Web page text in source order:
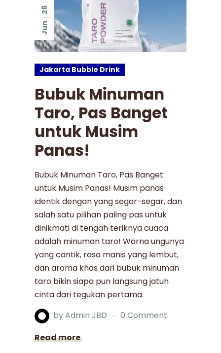
Jun
26
Jakarta Bubble Drink
Bubuk Minuman
Taro, Pas Banget
untuk Musim
Panas!
Bubuk Minuman Taro, Pas Banget
untuk Musim Panas! Musim panas
identik dengan yang segar-segar, dan
salah satu pilihan paling pas untuk
dinikmati di tengah teriknya cuaca
adalah minuman taro! Warna ungunya
yang cantik, rasa manis yang lembut,
dan aroma khas dari bubuk minuman
taro bikin siapa pun langsung jatuh
cinta dari tegukan pertama.
byAdmin JBD
0 Comment
Read more